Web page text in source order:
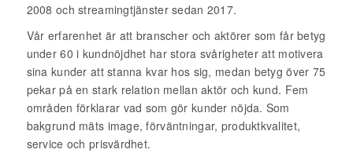
2008 och streamingtjänster sedan 2017.
Vår erfarenhet är att branscher och aktörer som får betyg
under 60 i kundnöjdhet har stora svårigheter att motivera
sina kunder att stanna kvar hos sig, medan betyg över 75
pekar på en stark relation mellan aktör och kund. Fem
områden förklarar vad som gör kunder nöjda. Som
bakgrund mäts image, förväntningar, produktkvalitet,
service och prisvärdhet.